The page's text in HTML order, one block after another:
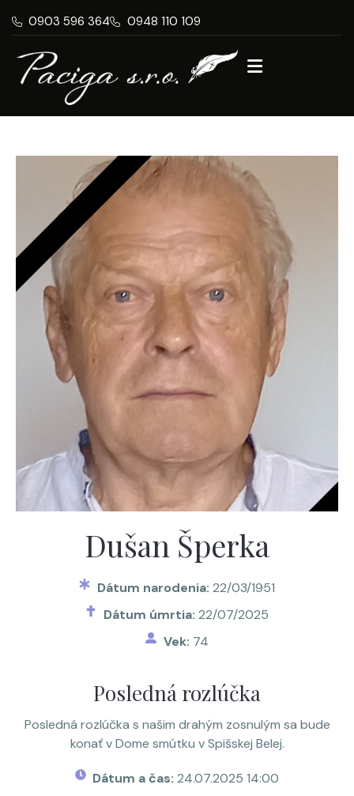
0903 596 364 0948 110 109
Dušan Šperka
Dátum narodenia: 22/03/1951
Dátum úmrtia: 22/07/2025
Vek: 74
Posledná rozlúčka
Posledná rozlúčka s našim drahým zosnulým sa bude
konať v Dome smútku v Spišskej Belej.
Dátum a čas:24.07.2025 14:00